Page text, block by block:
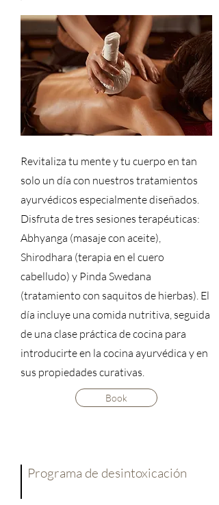
Revitaliza tu mente y tu cuerpo en tan
solo un día con nuestros tratamientos
ayurvédicos especialmente diseñados.
Disfruta de tres sesiones terapéuticas:
Abhyanga (masaje con aceite),
Shirodhara (terapia en el cuero
cabelludo) y Pinda Swedana
(tratamiento con saquitos de hierbas). El
día incluye una comida nutritiva, seguida
de una clase práctica de cocina para
introducirte en la cocina ayurvédica y en
sus propiedades curativas.
Book
Programa de desintoxicación